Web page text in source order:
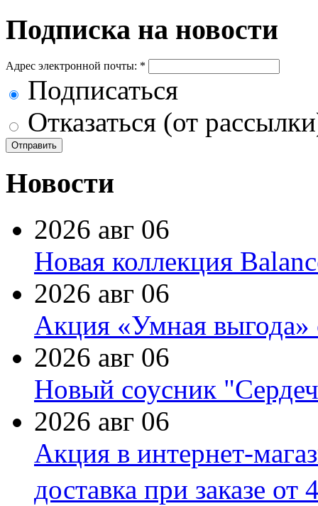
Подписка на новости
Адрес электронной почты: *
Подписаться
Отказаться (от
Новости
2026 авг 06
Новая коллекция
2026 авг 06
Акция «Умная выгода»
2026 авг 06
Новый соусник
2026 авг 06
Акция в интернет-
доставка при заказе от